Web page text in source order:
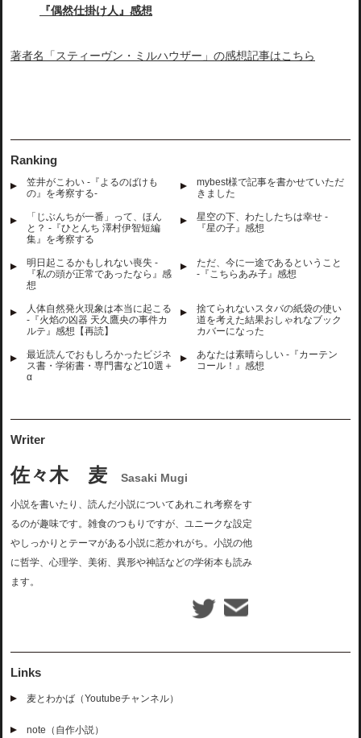
『偶然仕掛け人』感想
著者名「スティーヴン・ミルハウザー」の感想記事はこちら
Ranking
笠井がこわい -『よるのばけも
の』を考察する-
mybest様で記事を書かせていただ
きました
「じぶんちが一番」って、ほん
と？ -『ひとんち 澤村伊智短編
集』を考察する
星空の下、わたしたちは幸せ -
『星の子』感想
明日起こるかもしれない喪失 -
『私の頭が正常であったなら』感
想
ただ、今に一途であるということ
-『こちらあみ子』感想
人体自然発火現象は本当に起こる
-『火焰の凶器 天久鷹央の事件カ
ルテ』感想【再読】
捨てられないスタバの紙袋の使い
道を考えた結果おしゃれなブック
カバーになった
最近読んでおもしろかったビジネ
ス書・学術書・専門書など10選＋
α
あなたは素晴らしい -『カーテン
コール！』感想
Writer
佐々木 麦 Sasaki Mugi
小説を書いたり、読んだ小説についてあれこれ考察をす
るのが趣味です。雑食のつもりですが、ユニークな設定
やしっかりとテーマがある小説に惹かれがち。小説の他
に哲学、心理学、美術、異形や神話などの学術本も読み
ます。
Links
麦とわかば（Youtubeチャンネル）
note（自作小説）